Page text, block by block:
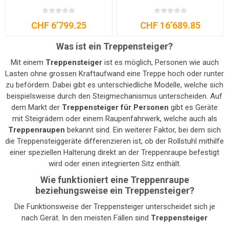
CHF 6’799.25
CHF 16’689.85
Was ist ein Treppensteiger?
Mit einem Treppensteigerist es möglich, Personen wie auch
Lasten ohne grossen Kraftaufwand eine Treppe hoch oder runter
zu befördern. Dabei gibt es unterschiedliche Modelle, welche sich
beispielsweise durch den Steigmechanismus unterscheiden. Auf
dem Markt der Treppensteiger für Personen gibt es Geräte
mit Steigrädern oder einem Raupenfahrwerk, welche auch als
Treppenraupen bekannt sind. Ein weiterer Faktor, bei dem sich
die Treppensteiggeräte differenzieren ist, ob der Rollstuhl mithilfe
einer speziellen Halterung direkt an der Treppenraupe befestigt
wird oder einen integrierten Sitz enthält.
Wie funktioniert eine Treppenraupe
beziehungsweise ein Treppensteiger?
Die Funktionsweise der Treppensteiger unterscheidet sich je
nach Gerät. In den meisten Fällen sind Treppensteiger